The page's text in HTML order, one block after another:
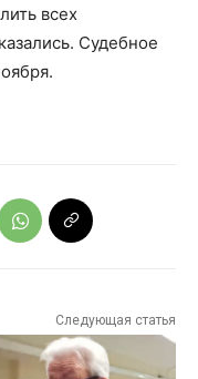
всех
Судебное
Следующая статья